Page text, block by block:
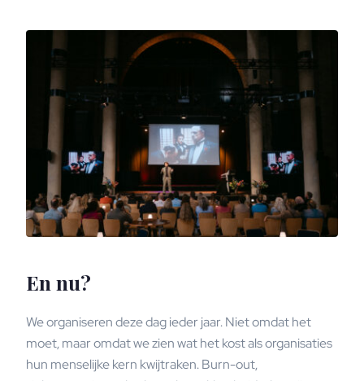
En nu?
We organiseren deze dag ieder jaar. Niet omdat het
moet, maar omdat we zien wat het kost als organisaties
hun menselijke kern kwijtraken. Burn-out,